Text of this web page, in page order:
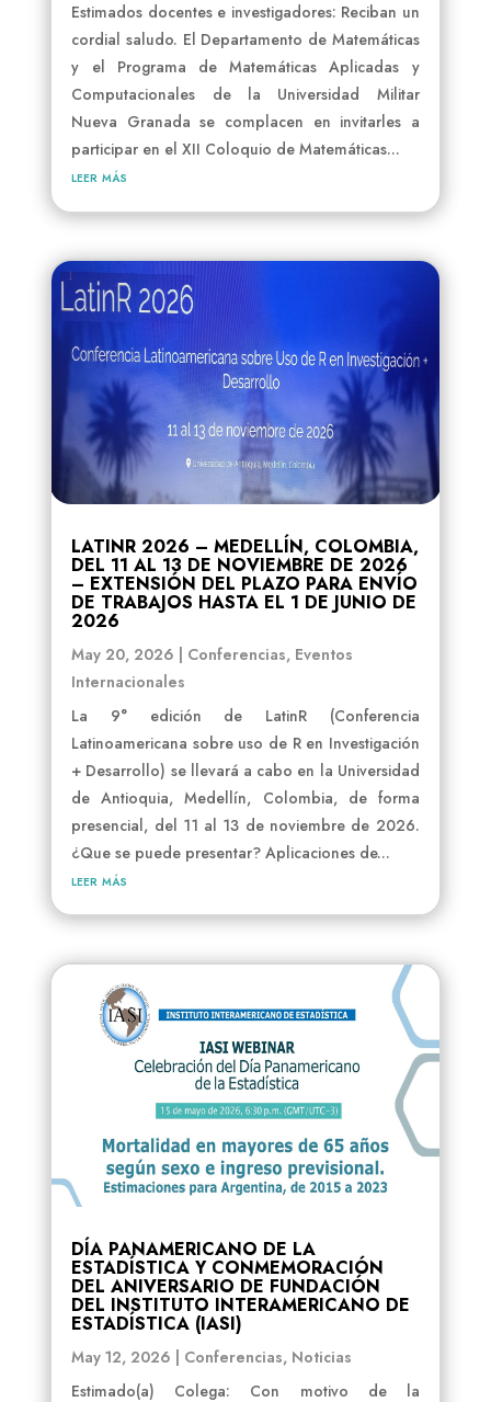
Estimados docentes e investigadores: Reciban un
cordial saludo. El Departamento de Matemáticas
y el Programa de Matemáticas Aplicadas y
Computacionales de la Universidad Militar
Nueva Granada se complacen en invitarles a
participar en el XII Coloquio de Matemáticas...
leer más
LATINR 2026 – MEDELLÍN, COLOMBIA,
DEL 11 AL 13 DE NOVIEMBRE DE 2026
– EXTENSIÓN DEL PLAZO PARA ENVÍO
DE TRABAJOS HASTA EL 1 DE JUNIO DE
2026
May 20, 2026 | Conferencias, Eventos
Internacionales
La 9° edición de LatinR (Conferencia
Latinoamericana sobre uso de R en Investigación
+ Desarrollo) se llevará a cabo en la Universidad
de Antioquia, Medellín, Colombia, de forma
presencial, del 11 al 13 de noviembre de 2026.
¿Que se puede presentar? Aplicaciones de...
leer más
DÍA PANAMERICANO DE LA
ESTADÍSTICA Y CONMEMORACIÓN
DEL ANIVERSARIO DE FUNDACIÓN
DEL INSTITUTO INTERAMERICANO DE
ESTADÍSTICA (IASI)
May 12, 2026 Conferencias, Noticias
Estimado(a) Colega: Con motivo de la